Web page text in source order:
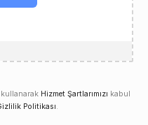
kullanarak Hizmet Şartlarımızı kabul
Politikası.